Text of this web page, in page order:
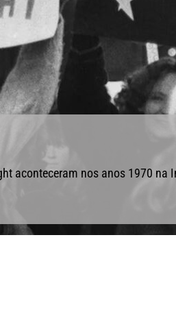
aconteceram nos anos 1970 na